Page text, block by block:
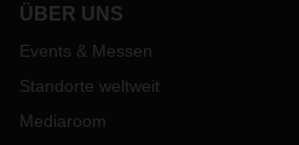
ÜBER UNS
Events & Messen
Standorte weltweit
Mediaroom